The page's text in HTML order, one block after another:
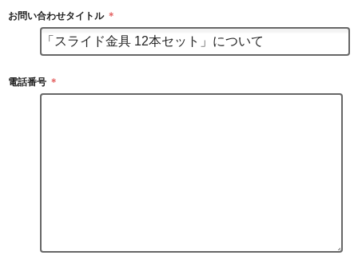
お問い合わせタイトル ＊
電話番号 ＊